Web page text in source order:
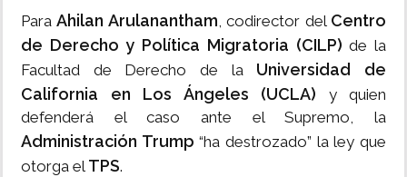
ParaAhilan Arulanantham, codirector del Centro
de Derecho y Política Migratoria (CILP) de la
Facultad de Derecho de la Universidad de
California en Los Ángeles (UCLA) y quien
defenderá el caso ante el Supremo, la
Administración Trump “ha destrozado” la ley que
otorga el TPS.